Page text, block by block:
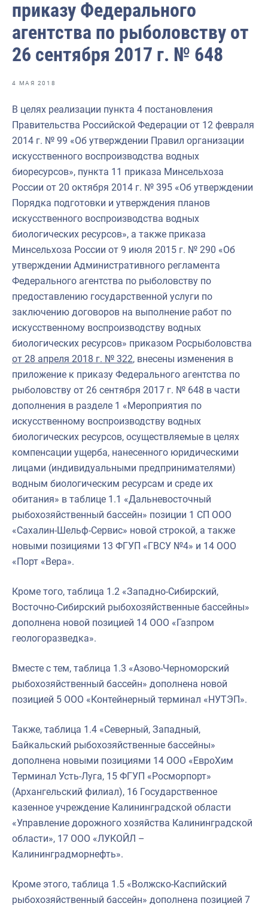
Отраслевые СМИ
Выставки и конференции
Научно-практическая литература
Инфографика
Большая африканская экспедиция
Укрепление духовно-нравственных ценностей
События в России и мире
приказу Федерального
агентства по рыболовству от
26 сентября 2017 г. № 648
4 МАЯ 2018
В целях реализации пункта 4 постановления
Правительства Российской Федерации от 12 февраля
2014 г. № 99 «Об утверждении Правил организации
искусственного воспроизводства водных
биоресурсов», пункта 11 приказа Минсельхоза
России от 20 октября 2014 г. № 395 «Об утверждении
Порядка подготовки и утверждения планов
искусственного воспроизводства водных
биологических ресурсов», а также приказа
Минсельхоза России от 9 июля 2015 г. № 290 «Об
утверждении Административного регламента
Федерального агентства по рыболовству по
предоставлению государственной услуги по
заключению договоров на выполнение работ по
искусственному воспроизводству водных
биологических ресурсов» приказом Росрыболовства
от 28 апреля 2018 г. № 322, внесены изменения в
приложение к приказу Федерального агентства по
рыболовству от 26 сентября 2017 г. № 648 в части
дополнения в разделе 1 «Мероприятия по
искусственному воспроизводству водных
биологических ресурсов, осуществляемые в целях
компенсации ущерба, нанесенного юридическими
лицами (индивидуальными предпринимателями)
водным биологическим ресурсам и среде их
обитания» в таблице 1.1 «Дальневосточный
рыбохозяйственный бассейн» позиции 1 СП ООО
«Сахалин-Шельф-Сервис» новой строкой, а также
новыми позициями 13 ФГУП «ГВСУ №4» и 14 ООО
«Порт «Вера».
Кроме того, таблица 1.2 «Западно-Сибирский,
Восточно-Сибирский рыбохозяйственные бассейны»
дополнена новой позицией 14 ООО «Газпром
геологоразведка».
Вместе с тем, таблица 1.3 «Азово-Черноморский
рыбохозяйственный бассейн» дополнена новой
позицией 5 ООО «Контейнерный терминал «НУТЭП».
Также, таблица 1.4 «Северный, Западный,
Байкальский рыбохозяйственные бассейны»
дополнена новыми позициями 14 ООО «ЕвроХим
Терминал Усть-Луга, 15 ФГУП «Росморпорт»
(Архангельский филиал), 16 Государственное
казенное учреждение Калининградской области
«Управление дорожного хозяйства Калининградской
области», 17 ООО «ЛУКОЙЛ –
Калининградморнефть».
Кроме этого, таблица 1.5 «Волжско-Каспийский
рыбохозяйственный бассейн» дополнена позицией 7